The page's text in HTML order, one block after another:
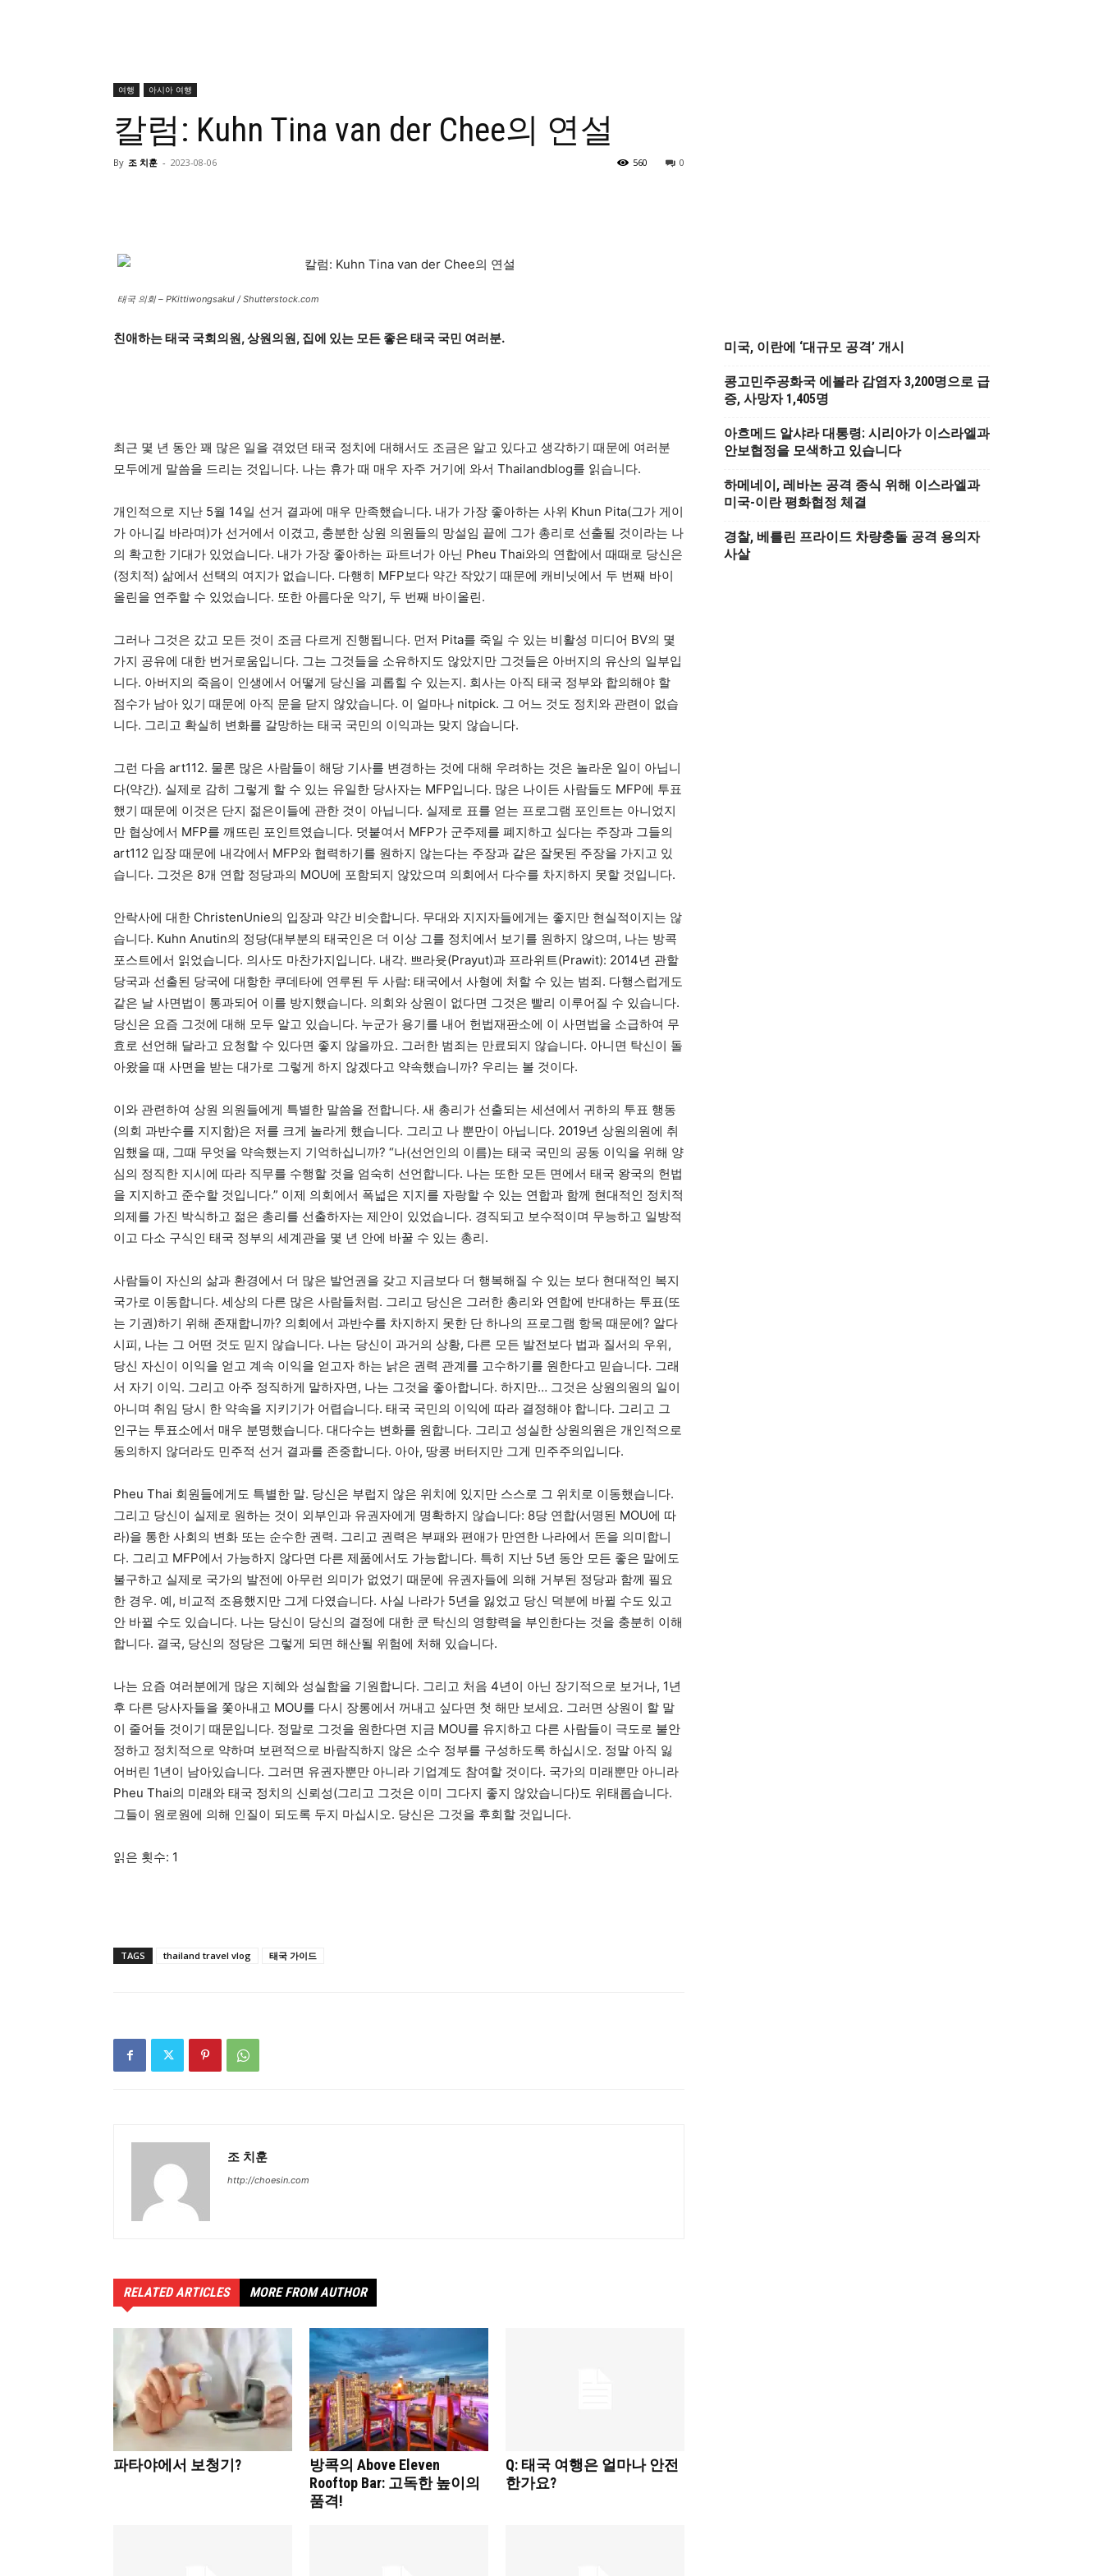
여행 아시아 여행
칼럼: Kuhn Tina van der Chee의 연설
By 조 치훈 - 2023-08-06 0
560
태국 의회 – PKittiwongsakul / Shutterstock.com
친애하는 태국 국회의원, 상원의원, 집에 있는 모든 좋은 태국 국민 여러분.
최근 몇 년 동안 꽤 많은 일을 겪었던 태국 정치에 대해서도 조금은 알고 있다고 생각하기 때문에 여러분
모두에게 말씀을 드리는 것입니다. 나는 휴가 때 매우 자주 거기에 와서 Thailandblog를 읽습니다.
개인적으로 지난 5월 14일 선거 결과에 매우 만족했습니다. 내가 가장 좋아하는 사위 Khun Pita(그가 게이
가 아니길 바라며)가 선거에서 이겼고, 충분한 상원 의원들의 망설임 끝에 그가 총리로 선출될 것이라는 나
의 확고한 기대가 있었습니다. 내가 가장 좋아하는 파트너가 아닌 Pheu Thai와의 연합에서 때때로 당신은
(정치적) 삶에서 선택의 여지가 없습니다. 다행히 MFP보다 약간 작았기 때문에 캐비닛에서 두 번째 바이
올린을 연주할 수 있었습니다. 또한 아름다운 악기, 두 번째 바이올린.
그러나 그것은 갔고 모든 것이 조금 다르게 진행됩니다. 먼저 Pita를 죽일 수 있는 비활성 미디어 BV의 몇
가지 공유에 대한 번거로움입니다. 그는 그것들을 소유하지도 않았지만 그것들은 아버지의 유산의 일부입
니다. 아버지의 죽음이 인생에서 어떻게 당신을 괴롭힐 수 있는지. 회사는 아직 태국 정부와 합의해야 할
점수가 남아 있기 때문에 아직 문을 닫지 않았습니다. 이 얼마나 nitpick. 그 어느 것도 정치와 관련이 없습
니다. 그리고 확실히 변화를 갈망하는 태국 국민의 이익과는 맞지 않습니다.
그런 다음 art112. 물론 많은 사람들이 해당 기사를 변경하는 것에 대해 우려하는 것은 놀라운 일이 아닙니
다(약간). 실제로 감히 그렇게 할 수 있는 유일한 당사자는 MFP입니다. 많은 나이든 사람들도 MFP에 투표
했기 때문에 이것은 단지 젊은이들에 관한 것이 아닙니다. 실제로 표를 얻는 프로그램 포인트는 아니었지
만 협상에서 MFP를 깨뜨린 포인트였습니다. 덧붙여서 MFP가 군주제를 폐지하고 싶다는 주장과 그들의
art112 입장 때문에 내각에서 MFP와 협력하기를 원하지 않는다는 주장과 같은 잘못된 주장을 가지고 있
습니다. 그것은 8개 연합 정당과의 MOU에 포함되지 않았으며 의회에서 다수를 차지하지 못할 것입니다.
안락사에 대한 ChristenUnie의 입장과 약간 비슷합니다. 무대와 지지자들에게는 좋지만 현실적이지는 않
습니다. Kuhn Anutin의 정당(대부분의 태국인은 더 이상 그를 정치에서 보기를 원하지 않으며, 나는 방콕
포스트에서 읽었습니다. 의사도 마찬가지입니다. 내각. 쁘라윳(Prayut)과 프라위트(Prawit): 2014년 관할
당국과 선출된 당국에 대항한 쿠데타에 연루된 두 사람: 태국에서 사형에 처할 수 있는 범죄. 다행스럽게도
같은 날 사면법이 통과되어 이를 방지했습니다. 의회와 상원이 없다면 그것은 빨리 이루어질 수 있습니다.
당신은 요즘 그것에 대해 모두 알고 있습니다. 누군가 용기를 내어 헌법재판소에 이 사면법을 소급하여 무
효로 선언해 달라고 요청할 수 있다면 좋지 않을까요. 그러한 범죄는 만료되지 않습니다. 아니면 탁신이 돌
아왔을 때 사면을 받는 대가로 그렇게 하지 않겠다고 약속했습니까? 우리는 볼 것이다.
이와 관련하여 상원 의원들에게 특별한 말씀을 전합니다. 새 총리가 선출되는 세션에서 귀하의 투표 행동
(의회 과반수를 지지함)은 저를 크게 놀라게 했습니다. 그리고 나 뿐만이 아닙니다. 2019년 상원의원에 취
임했을 때, 그때 무엇을 약속했는지 기억하십니까? “나(선언인의 이름)는 태국 국민의 공동 이익을 위해 양
심의 정직한 지시에 따라 직무를 수행할 것을 엄숙히 선언합니다. 나는 또한 모든 면에서 태국 왕국의 헌법
을 지지하고 준수할 것입니다.” 이제 의회에서 폭넓은 지지를 자랑할 수 있는 연합과 함께 현대적인 정치적
의제를 가진 박식하고 젊은 총리를 선출하자는 제안이 있었습니다. 경직되고 보수적이며 무능하고 일방적
이고 다소 구식인 태국 정부의 세계관을 몇 년 안에 바꿀 수 있는 총리.
사람들이 자신의 삶과 환경에서 더 많은 발언권을 갖고 지금보다 더 행복해질 수 있는 보다 현대적인 복지
국가로 이동합니다. 세상의 다른 많은 사람들처럼. 그리고 당신은 그러한 총리와 연합에 반대하는 투표(또
는 기권)하기 위해 존재합니까? 의회에서 과반수를 차지하지 못한 단 하나의 프로그램 항목 때문에? 알다
시피, 나는 그 어떤 것도 믿지 않습니다. 나는 당신이 과거의 상황, 다른 모든 발전보다 법과 질서의 우위,
당신 자신이 이익을 얻고 계속 이익을 얻고자 하는 낡은 권력 관계를 고수하기를 원한다고 믿습니다. 그래
서 자기 이익. 그리고 아주 정직하게 말하자면, 나는 그것을 좋아합니다. 하지만… 그것은 상원의원의 일이
아니며 취임 당시 한 약속을 지키기가 어렵습니다. 태국 국민의 이익에 따라 결정해야 합니다. 그리고 그
인구는 투표소에서 매우 분명했습니다. 대다수는 변화를 원합니다. 그리고 성실한 상원의원은 개인적으로
동의하지 않더라도 민주적 선거 결과를 존중합니다. 아아, 땅콩 버터지만 그게 민주주의입니다.
Pheu Thai 회원들에게도 특별한 말. 당신은 부럽지 않은 위치에 있지만 스스로 그 위치로 이동했습니다.
그리고 당신이 실제로 원하는 것이 외부인과 유권자에게 명확하지 않습니다: 8당 연합(서명된 MOU에 따
라)을 통한 사회의 변화 또는 순수한 권력. 그리고 권력은 부패와 편애가 만연한 나라에서 돈을 의미합니
다. 그리고 MFP에서 가능하지 않다면 다른 제품에서도 가능합니다. 특히 지난 5년 동안 모든 좋은 말에도
불구하고 실제로 국가의 발전에 아무런 의미가 없었기 때문에 유권자들에 의해 거부된 정당과 함께 필요
한 경우. 예, 비교적 조용했지만 그게 다였습니다. 사실 나라가 5년을 잃었고 당신 덕분에 바뀔 수도 있고
안 바뀔 수도 있습니다. 나는 당신이 당신의 결정에 대한 쿤 탁신의 영향력을 부인한다는 것을 충분히 이해
합니다. 결국, 당신의 정당은 그렇게 되면 해산될 위험에 처해 있습니다.
나는 요즘 여러분에게 많은 지혜와 성실함을 기원합니다. 그리고 처음 4년이 아닌 장기적으로 보거나, 1년
후 다른 당사자들을 쫓아내고 MOU를 다시 장롱에서 꺼내고 싶다면 첫 해만 보세요. 그러면 상원이 할 말
이 줄어들 것이기 ​​때문입니다. 정말로 그것을 원한다면 지금 MOU를 유지하고 다른 사람들이 극도로 불안
정하고 정치적으로 약하며 보편적으로 바람직하지 않은 소수 정부를 구성하도록 하십시오. 정말 아직 잃
어버린 1년이 남아있습니다. 그러면 유권자뿐만 아니라 기업계도 참여할 것이다. 국가의 미래뿐만 아니라
Pheu Thai의 미래와 태국 정치의 신뢰성(그리고 그것은 이미 그다지 좋지 않았습니다)도 위태롭습니다.
그들이 원로원에 의해 인질이 되도록 두지 마십시오. 당신은 그것을 후회할 것입니다.
읽은 횟수: 1
TAGS thailand travel vlog 태국 가이드
조 치훈
http://choesin.com
RELATED ARTICLES MORE FROM AUTHOR
파타야에서 보청기?
방콕의 Above Eleven
Rooftop Bar: 고독한 높이의
품격!
Q: 태국 여행은 얼마나 안전
한가요?
미국, 이란에 ‘대규모 공격’ 개시
콩고민주공화국 에볼라 감염자 3,200명으로 급
증, 사망자 1,405명
아흐메드 알샤라 대통령: 시리아가 이스라엘과
안보협정을 모색하고 있습니다
하메네이, 레바논 공격 종식 위해 이스라엘과
미국-이란 평화협정 체결
경찰, 베를린 프라이드 차량충돌 공격 용의자
사살